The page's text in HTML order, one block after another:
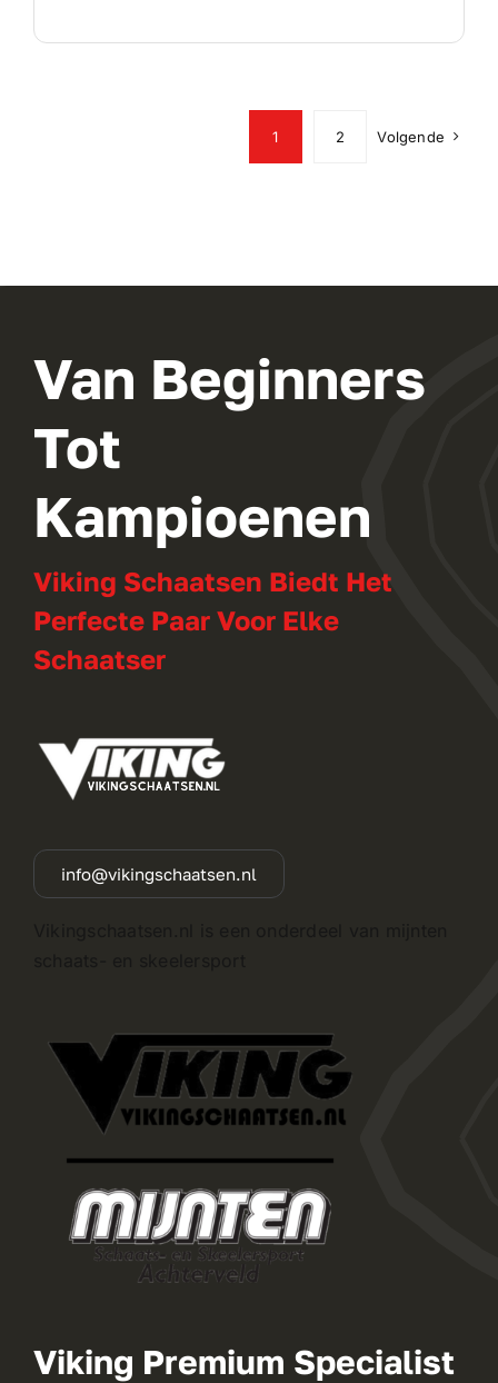
1 2 Volgende
Van Beginners
Tot
Kampioenen
Viking Schaatsen Biedt Het
Perfecte Paar Voor Elke
Schaatser
info@vikingschaatsen.nl
Viking Premium Specialist